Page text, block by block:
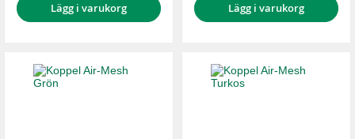
Lägg i varukorg Lägg i varukorg